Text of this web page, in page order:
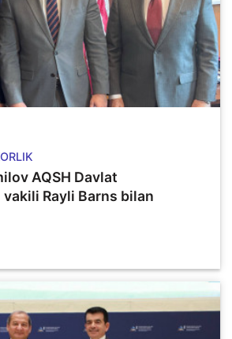
AQSH Davlat
Rayli Barns bilan